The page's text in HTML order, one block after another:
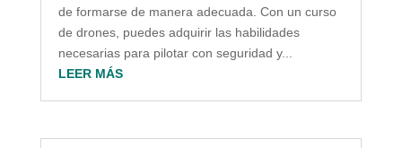
de formarse de manera adecuada. Con un curso
de drones, puedes adquirir las habilidades
necesarias para pilotar con seguridad y...
LEER MÁS